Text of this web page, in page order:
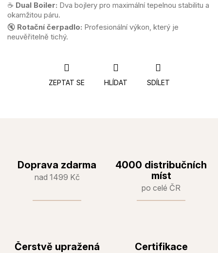
☕ Dual Boiler: Dva bojlery pro maximální tepelnou stabilitu a
okamžitou páru.
🔇 Rotační čerpadlo: Profesionální výkon, který je
neuvěřitelně tichý.
ZEPTAT SE HLÍDAT SDÍLET
Doprava zdarma
nad 1499 Kč
4000 distribučních
míst
po celé ČR
Čerstvě upražená Certifikace